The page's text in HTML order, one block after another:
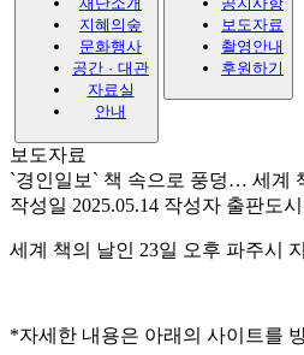
지혜의숲
문화행사
공간 · 대관
자료실
안내
보도자료
촬영안내
후원하기
보도자료
`경인일보` 책 속으로 풍덩… 세계
작성일 2025.05.14 작성자 출판도
세계 책의 날인 23일 오후 파주시
*자세한 내용은 아래의 사이트를